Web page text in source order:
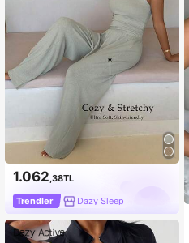
1.062,38TL
Trendler
Dazy Sleep